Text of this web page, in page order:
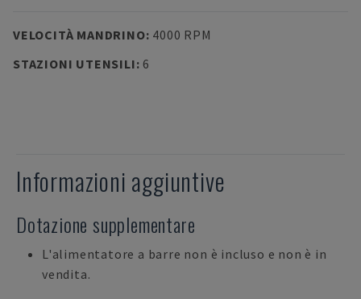
VELOCITÀ MANDRINO: 4000 RPM
STAZIONI UTENSILI: 6
Informazioni aggiuntive
Dotazione supplementare
L'alimentatore a barre non è incluso e non è in
vendita.